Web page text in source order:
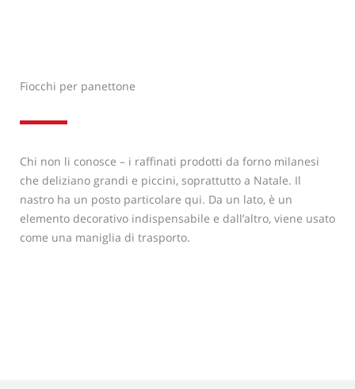
Fiocchi per panettone
Chi non li conosce – i raffinati prodotti da forno milanesi
che deliziano grandi e piccini, soprattutto a Natale. Il
nastro ha un posto particolare qui. Da un lato, è un
elemento decorativo indispensabile e dall’altro, viene usato
come una maniglia di trasporto.